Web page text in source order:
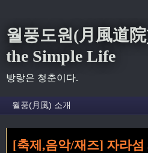
월풍도원(月風道
the Simple Life
방랑은 청춘이다.
»Jazz »
[축제,음악/재즈] 자라섬 재즈 페
을 다녀왔다.
[축제,음악/재즈] 자라섬